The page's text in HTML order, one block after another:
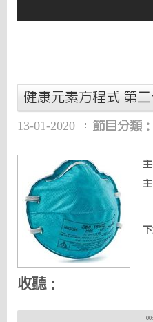
健康元素方程式 第
13-01-2020 節目分類：
主
主
收聽：